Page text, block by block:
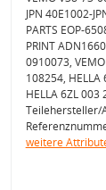
JPN 40E1002-
PARTS EOP-
PRINT
0910073,
108254, HELLA
HELLA 6ZL 003
Teilehersteller/
weitere